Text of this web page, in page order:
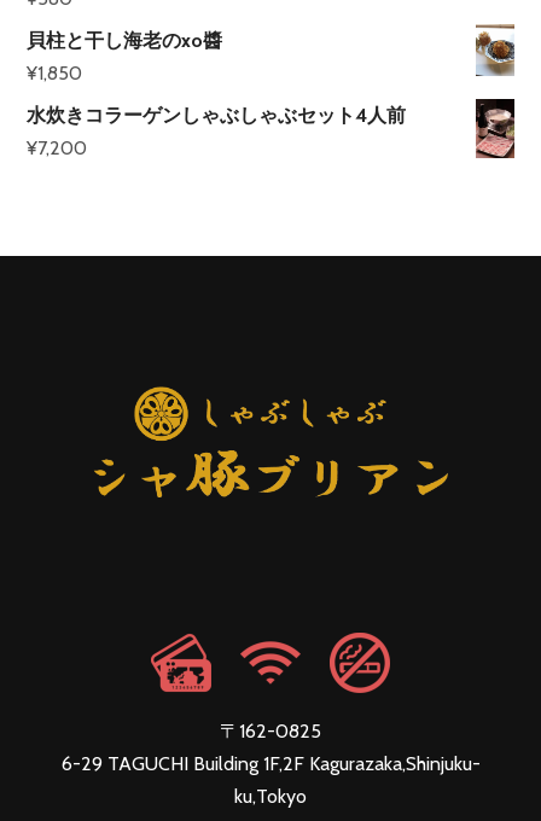
貝柱と干し海老のxo醬
¥1,850
水炊きコラーゲンしゃぶしゃぶセット4人前
¥7,200
〒162-0825
6-29 TAGUCHI Building 1F,2F Kagurazaka,Shinjuku-
ku,Tokyo